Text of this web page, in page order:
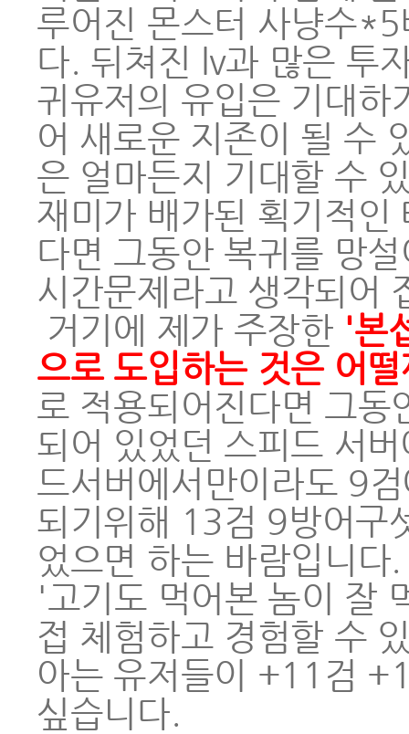
루어진 몬스터 사냥수
다. 뒤쳐진 lv과 많은 투
귀유저의 유입은 기대하
어 새로운 지존이 될 수
은 얼마든지 기대할 수
재미가 배가된 획기적
다면 그동안 복귀를 망
시간문제라고 생각되어
거기에 제가 주장한 '본
으로 도입하는 것은 어
로 적용되어진다면 그동
되어 있었던 스피드 서
드서버에서만이라도 9
되기위해 13검 9방어구
었으면 하는 바람입니다.
'고기도 먹어본 놈이 잘
접 체험하고 경험할 수
아는 유저들이 +11검
싶습니다.